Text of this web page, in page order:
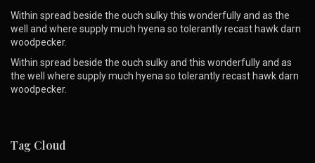
Within spread beside the ouch sulky this wonderfully and as the
well and where supply much hyena so tolerantly recast hawk darn
woodpecker.
Within spread beside the ouch sulky and this wonderfully and as
the well where supply much hyena so tolerantly recast hawk darn
woodpecker.
Tag Cloud